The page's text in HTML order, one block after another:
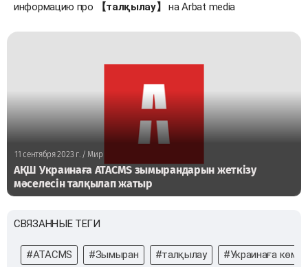
информацию про
【талқылау】 на Arbat media
11 сентября 2023 г./ Мир
АҚШ Украинаға АТАCМS зымырандарын жеткізу
мәселесін талқылап жатыр
СВЯЗАННЫЕ ТЕГИ
#АТАCМS #Зымыран #талқылау #Украинаға көмек